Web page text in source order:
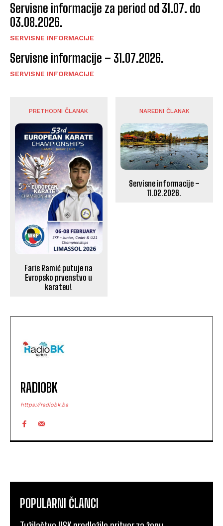
Servisne informacije za period od 31.07. do
03.08.2026.
SERVISNE INFORMACIJE
Servisne informacije – 31.07.2026.
SERVISNE INFORMACIJE
PRETHODNI ČLANAK
Faris Ramić putuje na
Evropsko prvenstvo u
karateu!
NAREDNI ČLANAK
Servisne informacije –
11.02.2026.
RADIOBK
https://radiobk.ba
POPULARNI ČLANCI